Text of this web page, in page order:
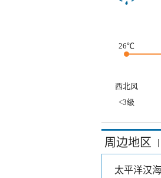
26℃
西北风
<3级
周边地区 |
太平洋汉